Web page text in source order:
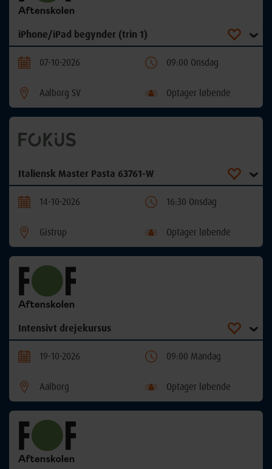
iPhone/iPad begynder (trin 1)
07-10-2026 09:00 Onsdag
Aalborg SV Optager løbende
Italiensk Master Pasta 63761-W
14-10-2026 16:30 Onsdag
Gistrup Optager løbende
Intensivt drejekursus
19-10-2026 09:00 Mandag
Aalborg Optager løbende